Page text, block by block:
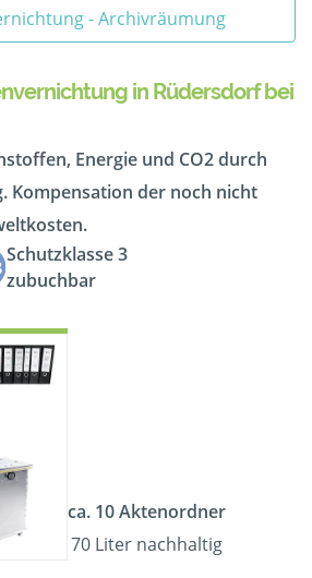
- Archivräumung
in Rüdersdorf bei
Energie und CO2 durch
Kompensation der noch nicht
Schutzklasse 3
zubuchbar
ca. 10 Aktenordner
70 Liter nachhaltig